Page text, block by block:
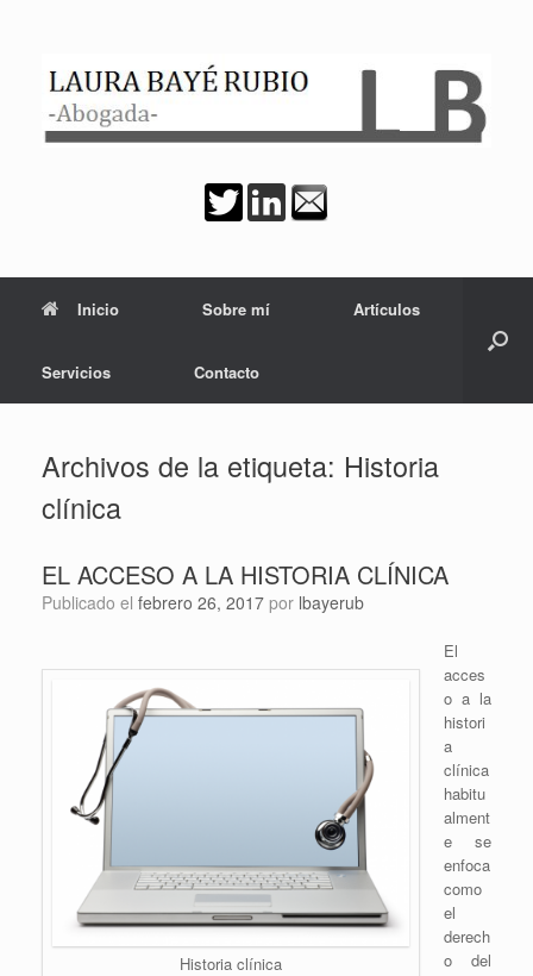
Inicio Sobre mí Artículos
Servicios Contacto
Archivos de la etiqueta: Historia
clínica
EL ACCESO A LA HISTORIA CLÍNICA
Publicado el febrero 26, 2017 por lbayerub
Historia clínica
El
acces
o a la
histori
a
clínica
habitu
alment
e se
enfoca
como
el
derech
o del